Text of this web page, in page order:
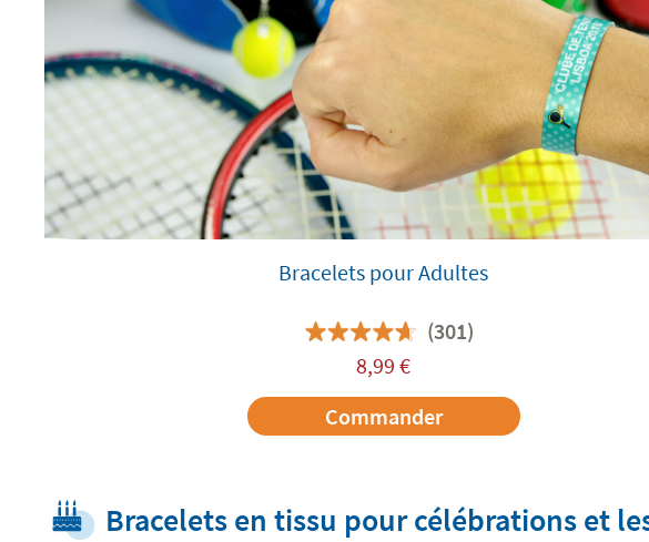
Bracelets pour Adultes
(301)
8,99 €
Commander
Bracelets en tissu pour célébrations et